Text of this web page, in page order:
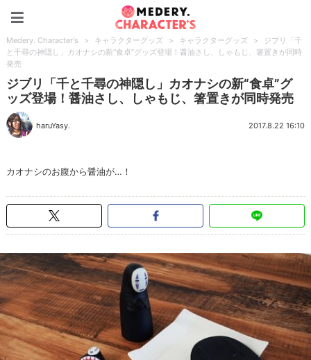
Medery. Character's > キャラクターグッズ > キャラクターグッズ >
ジブリ「千
と千尋の神隠し」カオナシの新“食卓”グッズ登場！醤油さし、しゃもじ、箸置きが同時
発売
ジブリ「千と千尋の神隠し」カオナシの新“食卓”グ
ッズ登場！醤油さし、しゃもじ、箸置きが同時発売
haruYasy. 2017.8.22 16:10
カオナシのお腹から醤油が…！